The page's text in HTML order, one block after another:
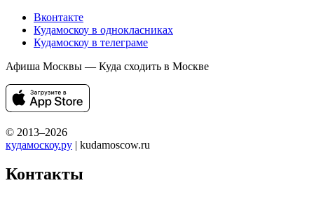
Вконтакте
Кудамоскоу в однокласниках
Кудамоскоу в телеграме
Афиша Москвы — Куда сходить в Москве
© 2013–2026
кудамоскоу.ру | kudamoscow.ru
Контакты